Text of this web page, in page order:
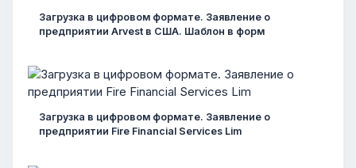
Загрузка в цифровом формате. Заявление о
предприятии Arvest в США. Шаблон в форм
Загрузка в цифровом формате. Заявление о
предприятии Fire Financial Services Lim